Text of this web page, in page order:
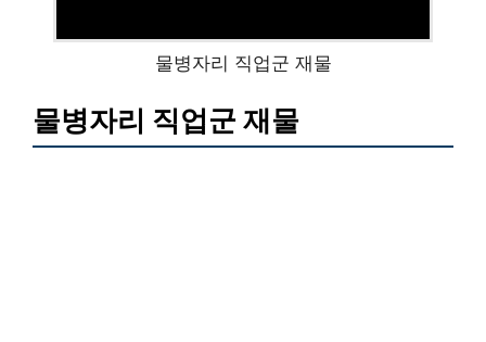
물병자리 직업군 재물
물병자리 직업군 재물